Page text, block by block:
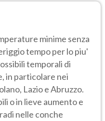
minime senza
tempo per lo piu'
temporali di
in particolare nei
Lazio e Abruzzo.
o in lieve aumento e
nelle conche